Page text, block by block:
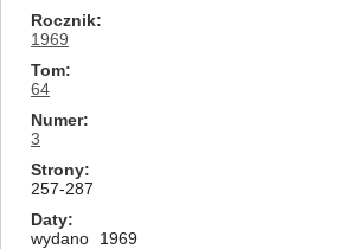
Rocznik
1969
Tom
64
Numer
3
Strony
257-287
Daty
wydano
1969